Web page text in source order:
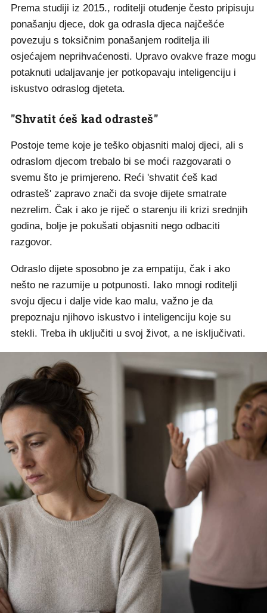
Prema studiji iz 2015., roditelji otuđenje često pripisuju
ponašanju djece, dok ga odrasla djeca najčešće
povezuju s toksičnim ponašanjem roditelja ili
osjećajem neprihvaćenosti. Upravo ovakve fraze mogu
potaknuti udaljavanje jer potkopavaju inteligenciju i
iskustvo odraslog djeteta.
"Shvatit ćeš kad odrasteš"
Postoje teme koje je teško objasniti maloj djeci, ali s
odraslom djecom trebalo bi se moći razgovarati o
svemu što je primjereno. Reći 'shvatit ćeš kad
odrasteš' zapravo znači da svoje dijete smatrate
nezrelim. Čak i ako je riječ o starenju ili krizi srednjih
godina, bolje je pokušati objasniti nego odbaciti
razgovor.
Odraslo dijete sposobno je za empatiju, čak i ako
nešto ne razumije u potpunosti. Iako mnogi roditelji
svoju djecu i dalje vide kao malu, važno je da
prepoznaju njihovo iskustvo i inteligenciju koje su
stekli. Treba ih uključiti u svoj život, a ne isključivati.